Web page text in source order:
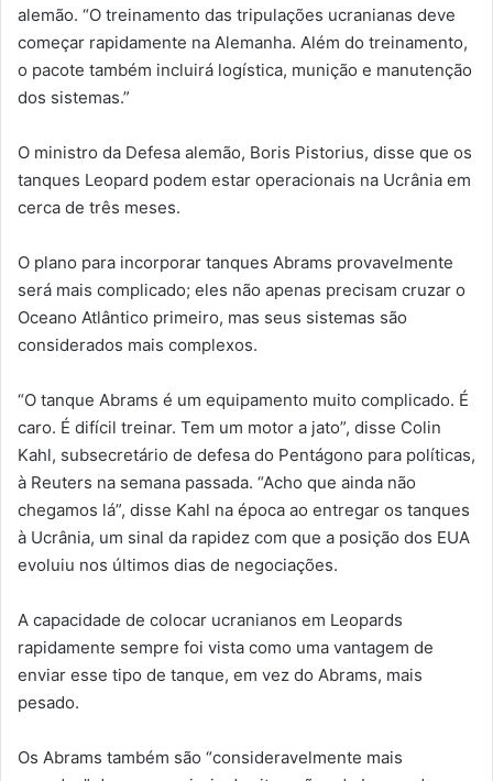
alemão. “O treinamento das tripulações ucranianas deve
começar rapidamente na Alemanha. Além do treinamento,
o pacote também incluirá logística, munição e manutenção
dos sistemas.”
O ministro da Defesa alemão, Boris Pistorius, disse que os
tanques Leopard podem estar operacionais na Ucrânia em
cerca de três meses.
O plano para incorporar tanques Abrams provavelmente
será mais complicado; eles não apenas precisam cruzar o
Oceano Atlântico primeiro, mas seus sistemas são
considerados mais complexos.
“O tanque Abrams é um equipamento muito complicado. É
caro. É difícil treinar. Tem um motor a jato”, disse Colin
Kahl, subsecretário de defesa do Pentágono para políticas,
à Reuters na semana passada. “Acho que ainda não
chegamos lá”, disse Kahl na época ao entregar os tanques
à Ucrânia, um sinal da rapidez com que a posição dos EUA
evoluiu nos últimos dias de negociações.
A capacidade de colocar ucranianos em Leopards
rapidamente sempre foi vista como uma vantagem de
enviar esse tipo de tanque, em vez do Abrams, mais
pesado.
Os Abrams também são “consideravelmente mais